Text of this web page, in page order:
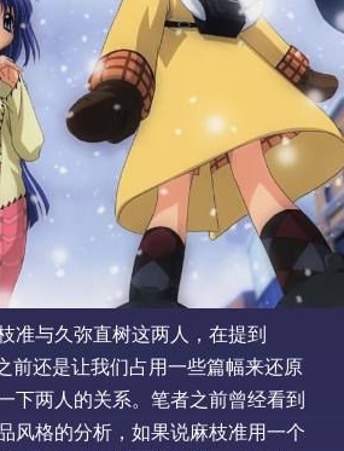
准与久弥直树这两人，在提到
前还是让我们占用一些篇幅来还原
下两人的关系。笔者之前曾经看到
风格的分析，如果说麻枝准用一个